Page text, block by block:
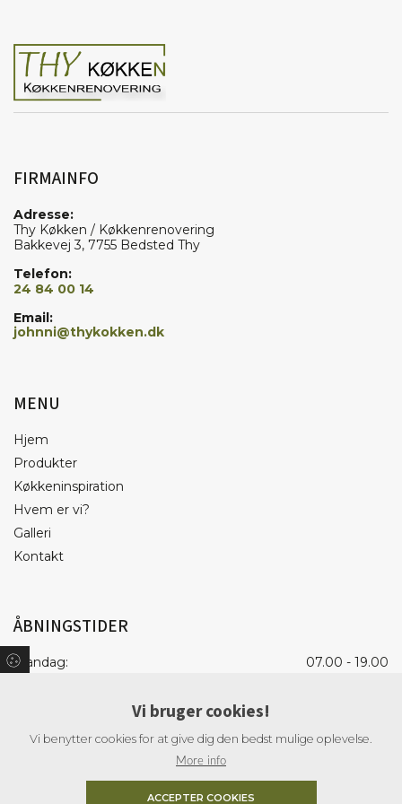
FIRMAINFO
Adresse:
Thy Køkken / Køkkenrenovering
Bakkevej 3, 7755 Bedsted Thy
Telefon:
24 84 00 14
Email:
johnni@thykokken.dk
MENU
Hjem
Produkter
Køkkeninspiration
Hvem er vi?
Galleri
Kontakt
ÅBNINGSTIDER
Mandag:
07.00 - 19.00
Torsdag:
07.00 - 19.00
09.00 - 15.00
Vi bruger cookies!
Vi benytter cookies for at give dig den bedst mulige oplevelse.
More info
ACCEPTER COOKIES